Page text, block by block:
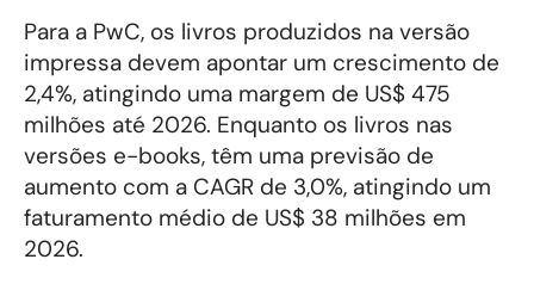
Para a PwC, os livros produzidos na versão
impressa devem apontar um crescimento de
2,4%, atingindo uma margem de US$ 475
milhões até 2026. Enquanto os livros nas
versões e-books, têm uma previsão de
aumento com a CAGR de 3,0%, atingindo um
faturamento médio de US$ 38 milhões em
2026.